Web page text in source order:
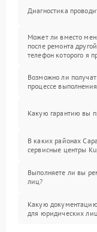
Диагностика
Может ли вместо
после ремонта
телефон которого я
Возможно ли
процессе
Какую гарантию вы
В каких районах
сервисные центры
Выполняете ли вы
лиц?
Какую
для юридических